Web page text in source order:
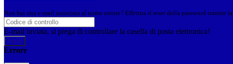
Non hai una e-mail associata al nome utente? Effettua il reset della password tramite la
E-mail inviata, si prega di controllare la casella di posta elettronica!
Errore